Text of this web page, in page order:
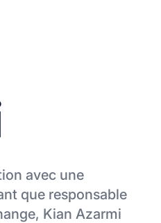
avec une
que responsable
Kian Azarmi